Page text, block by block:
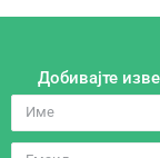
Добивајте